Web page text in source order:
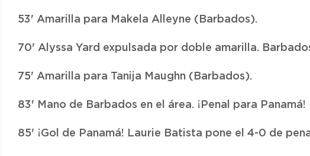
53' Amarilla para Makela Alleyne (Barbados).
70' Alyssa Yard expulsada por doble amarilla.
75' Amarilla para Tanija Maughn (Barbados).
83' Mano de Barbados en el área. ¡Penal para Panamá!
85' ¡Gol de Panamá! Laurie Batista pone el 4-0 de